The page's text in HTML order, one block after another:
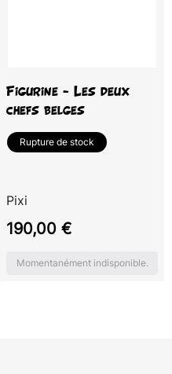
Figurine - Les deux
chefs belges
Rupture de stock
Pixi
Prix
190,00 €
Momentanément indisponible.